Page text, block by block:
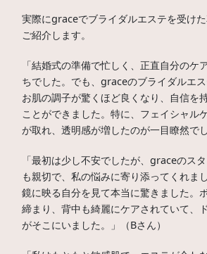
実際にgraceでブライダルエステを受け
ご紹介します。
「結婚式の準備で忙しく、正直自分のケ
ちでした。でも、graceのブライダルエス
お肌の調子が驚くほど良くなり、自信を
ことができました。特に、フェイシャル
が取れ、透明感が増したのが一目瞭然で
「最初は少し不安でしたが、graceのス
も親切で、私の悩みに寄り添ってくれま
鏡に映る自分を見て本当に驚きました。
締まり、背中も綺麗にケアされていて、
がそこにいました。」（Bさん）